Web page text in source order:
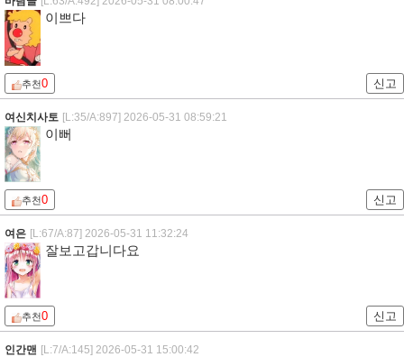
이쁘다
추천0 신고
여신치사토 [L:35/A:897] 2026-05-31 08:59:21
이뻐
추천0 신고
여은 [L:67/A:87] 2026-05-31 11:32:24
잘보고갑니다요
추천0 신고
인간맨 [L:7/A:145] 2026-05-31 15:00:42